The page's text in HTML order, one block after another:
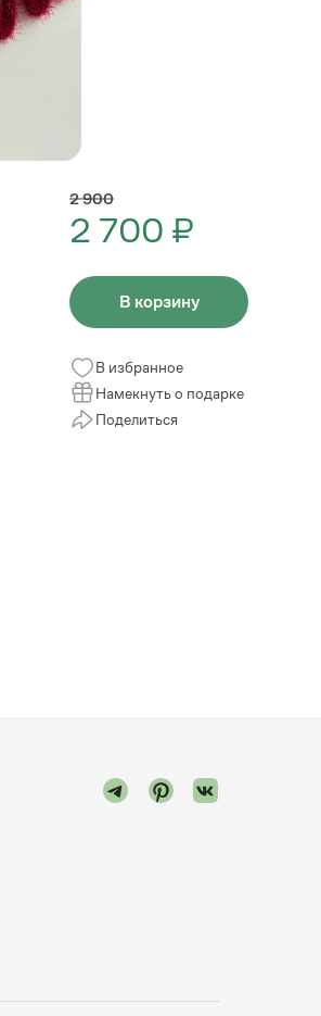
2 900
2 700 ₽
В корзину
В избранное
Намекнуть о подарке
Поделиться